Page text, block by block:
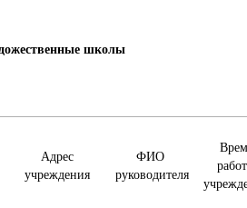
школы
Адрес
учреждения
ФИО
руководителя